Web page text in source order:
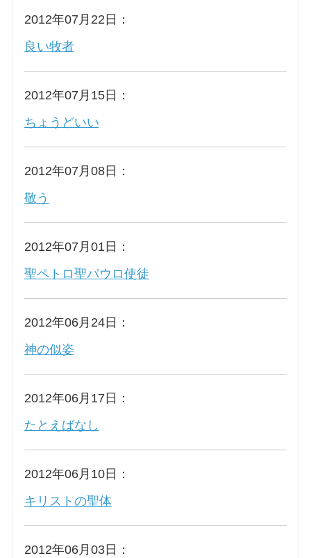
三田助祭の講座
交通・アクセス
2012年07月22日：
良い牧者
2012年07月15日：
ちょうどいい
2012年07月08日：
敬う
2012年07月01日：
聖ペトロ聖パウロ使徒
2012年06月24日：
神の似姿
2012年06月17日：
たとえばなし
2012年06月10日：
キリストの聖体
2012年06月03日：